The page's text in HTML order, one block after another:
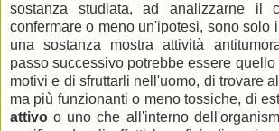
sostanza studiata, ad analizzarne il
confermare o meno un'ipotesi, sono solo il
una sostanza mostra attività
passo successivo potrebbe essere
motivi e di sfruttarli nell'uomo, di trovare
ma più funzionanti o meno tossiche, di
attivo o uno che all'interno